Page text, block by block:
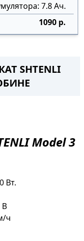
7.8 Ач.
1090 р.
SHTENLI
Model 3
Вт.
В
ч